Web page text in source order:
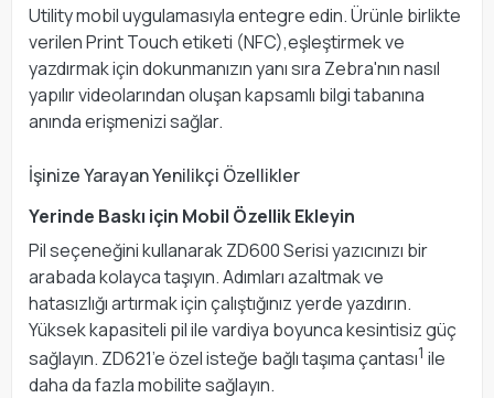
Utility mobil uygulamasıyla entegre edin. Ürünle birlikte
verilen Print Touch etiketi (NFC),eşleştirmek ve
yazdırmak için dokunmanızın yanı sıra Zebra'nın nasıl
yapılır videolarından oluşan kapsamlı bilgi tabanına
anında erişmenizi sağlar.
İşinize Yarayan Yenilikçi Özellikler
Yerinde Baskı için Mobil Özellik Ekleyin
Pil seçeneğini kullanarak ZD600 Serisi yazıcınızı bir
arabada kolayca taşıyın. Adımları azaltmak ve
hatasızlığı artırmak için çalıştığınız yerde yazdırın.
Yüksek kapasiteli pil ile vardiya boyunca kesintisiz güç
sağlayın. ZD621’e özel isteğe bağlı taşıma çantası1 ile
daha da fazla mobilite sağlayın.